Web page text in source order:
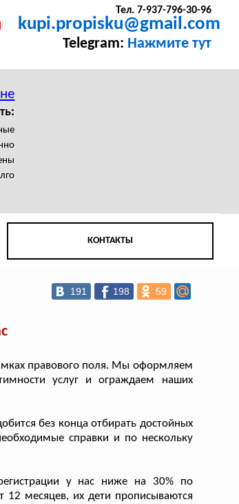
Тел. 7-937-796-30-96
kupi.propisku@gmail.com
Telegram: Нажмите тут
КОНТАКТЫ
191 198 59
правового поля. Мы оформляем
услуг и ограждаем наших
без конца отбирать достойных
справки и по нескольку
у нас ниже на 30% по
месяцев, их дети прописываются